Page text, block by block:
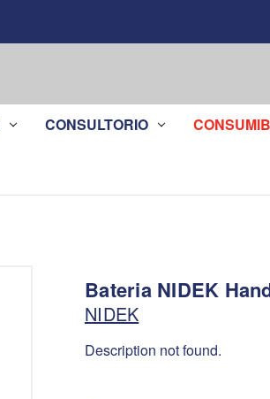
CONSULTORIO
Bateria NIDEK
NIDEK
Description not found.